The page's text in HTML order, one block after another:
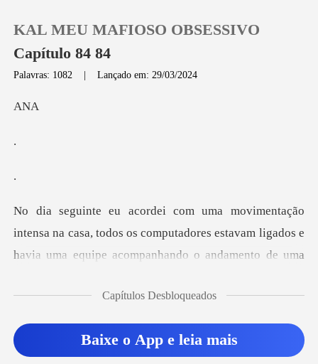
Sair
KAL MEU MAFIOSO OBSESSIVO
Capítulo 84 84
Palavras: 1082 |Lançado em: 29/03/2024
N
a na casa, todos os computadores estavam ligados e
hav
po agora Ana, e
Capítulos Desbloqueados
Baixe o App e leia mais